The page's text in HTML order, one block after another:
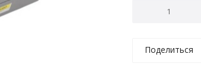
Поделиться